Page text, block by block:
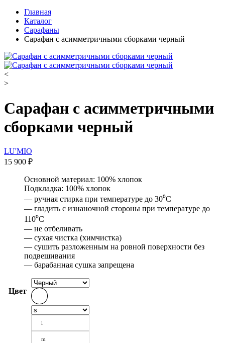
Главная
Каталог
Сарафаны
Сарафан с асимметричными сборками черный
<
>
Сарафан с асимметричными
сборками черный
LU'MIO
15 900 ₽
Основной материал: 100% хлопок
Подкладка: 100% хлопок
— ручная стирка при температуре до 30⁰С
— гладить с изнаночной стороны при температуре до
110⁰С
— не отбеливать
— сухая чистка (химчистка)
— сушить разложенным на ровной поверхности без
подвешивания
— барабанная сушка запрещена
Цвет
l
m